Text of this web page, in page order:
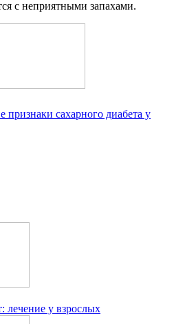
с неприятными запахами.
признаки сахарного диабета у
у взрослых